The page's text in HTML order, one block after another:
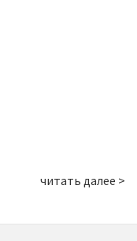
читать далее >